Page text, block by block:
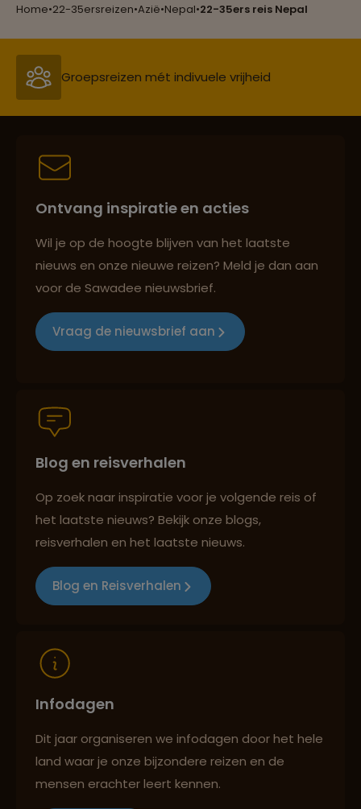
Home•22-35ersreizen•Azië•Nepal•22-35ers reis Nepal
Groepsreizen mét indivuele vrijheid
Persoonlijk en deskundig reisadvies
Best beoordeelde reisroutes
Reizen met oog voor mens, cultuur en milieu
Groepsreizen mét indivuele vrijheid
Best beoordeelde reisroutes
Reizen met oog voor mens, cultuur en milieu
Ontvang inspiratie en acties
Wil je op de hoogte blijven van het laatste
nieuws en onze nieuwe reizen? Meld je dan aan
voor de Sawadee nieuwsbrief.
Vraag de nieuwsbrief aan
Blog en reisverhalen
Op zoek naar inspiratie voor je volgende reis of
het laatste nieuws? Bekijk onze blogs,
reisverhalen en het laatste nieuws.
Blog en Reisverhalen
Infodagen
Dit jaar organiseren we infodagen door het hele
land waar je onze bijzondere reizen en de
mensen erachter leert kennen.